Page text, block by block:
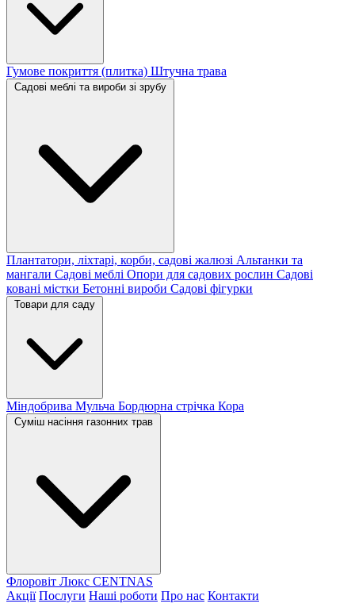
Гумове покриття (плитка) Штучна трава
Садові меблі та вироби зі зрубу
Плантатори, ліхтарі, корби, садові жалюзі Альтанки та
мангали Садові меблі Опори для садових рослин Садові
ковані містки Бетонні вироби Садові фігурки
Товари для саду
Міндобрива Мульча Бордюрна стрічка Кора
Суміш насіння газонних трав
Флоровіт Люкс СENTNAS
Акції Послуги Наші роботи Про нас Контакти